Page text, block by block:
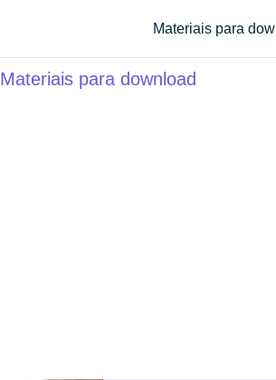
Materiais para
Materiais para download